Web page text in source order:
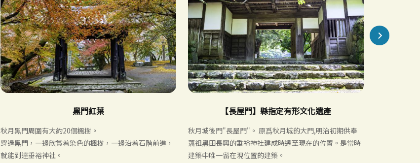
黑門紅葉
秋月黑門周圍有大約20個楓樹。
穿過黑門，一邊欣賞着染色的楓樹，一邊沿着石階前進，
就能到達垂裕神社。
【長屋門】縣指定有形文化遺產
秋月城後門"長屋門"。 原爲秋月城的大門,明治初期供奉
藩祖黑田長興的垂裕神社建成時遷至現在的位置。是當時
建築中唯一留在現位置的建築。